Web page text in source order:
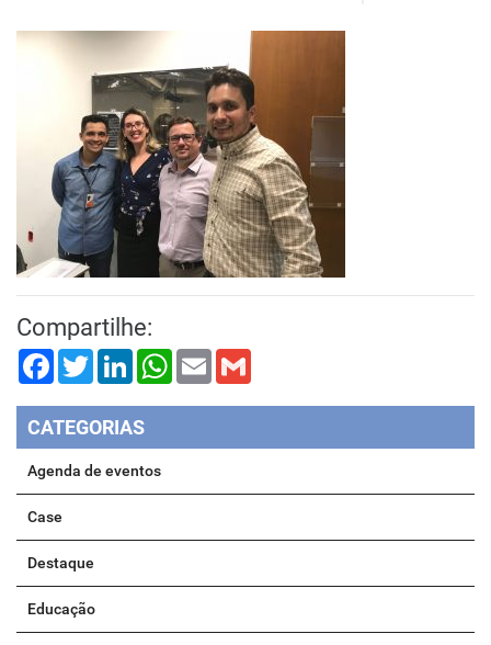
Compartilhe:
FacebookTwitterLinkedInWhatsApp
Email
CATEGORIAS
Agenda de eventos
Case
Destaque
Educação